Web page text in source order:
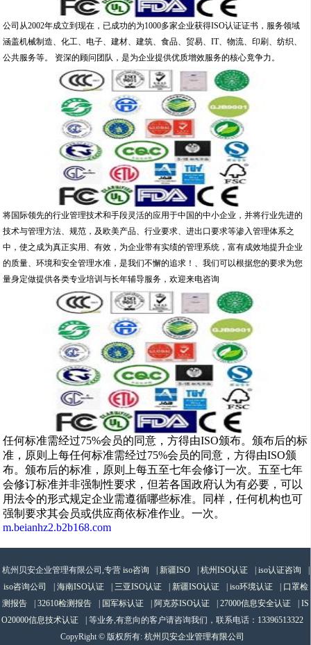
公司从2002年成立到现在，已成功的为1000多家企业获得ISO认证证书，服务领域
涵盖机械制造、化工、电子、建材、建筑、食品、贸易、IT、物流、印刷、纺织、
公共服务等。 资深的顾问团队，是为企业提供优质增效服务的核心竟争力。
将国际领先的行业管理技术和手段灵活的应用于中国的中小企业，并将行业先进的
技术与管理方法、规范，及欧美产品、行业要求、进出口要求等渗入管理体系之
中，使之成为真正实用、有效，为企业带有实绩的管理系统，富有成效地提升企业
的质量、环境和安全管理水准，是我们不懈的追求！、我们可以根据您的要求为您
量身定做提供各类专业培训与长年辅导服务，欢迎来电咨询
任何标准需经过75%会员的同意，方得由ISO颁布。颁布后的标
准，原则上每任何标准需经过75%会员的同意，方得由ISO颁
布。颁布后的标准，原则上每五至七年会修订一次。五至七年
会修订标准并非强制性要求，但若各国政府认为有必要，可以
用法令的形式规定企业需遵循哪些标准。同样，任何机构也可
强制要求其会员或供应商依标准作业。一次。
m.beianhz2.b2b168.com
杭州贝安企业管理有限公司,专营 iso咨询 新疆ISO 杭州ISO认证 iso认证咨询
iso咨询公司
海南ISO认证 三亚ISO认证 新疆ISO认证 iso环境认证
口罩检
测报告
32610检测报告 国军标认证 阿克苏ISO认证 27000信息安全认证
IS
O20000信息技术认证
| 等业务,有意向的客户请咨询我们，联系电话： 13396513322
CopyRight © 版权所有: 杭州贝安企业管理有限公司